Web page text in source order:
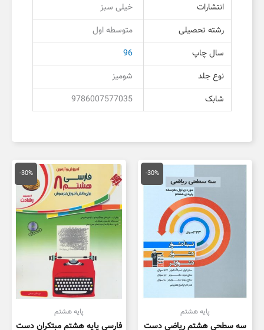
انتشارات
خیلی سبز
رشته تحصیلی
متوسطه اول
سال چاپ
96
نوع جلد
شومیز
شابک
9786007577035
-30%
پایه هشتم
سه سطحی هشتم ریاضی دست
قیمت
16,000 تومان
بود.
قیمت
فعلی
11,200 تومان
-30%
پایه هشتم
فارسی پایه هشتم مبتکران دست
قیمت
اصلی
34,000 تومان
بود.
قیمت
فعلی
است.